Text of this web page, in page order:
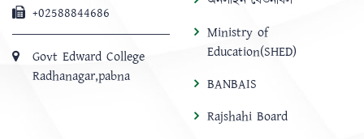
+02588844686
Govt Edward College
Radhanagar,pabna
Ministry of
Education(SHED)
BANBAIS
Rajshahi Board